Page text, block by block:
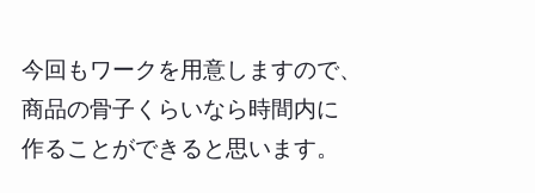
今回もワークを用意しますので、
商品の骨子くらいなら時間内に
作ることができると思います。